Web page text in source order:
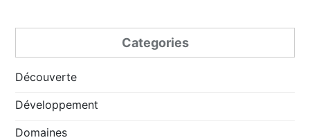
Categories
Découverte
Développement
Domaines